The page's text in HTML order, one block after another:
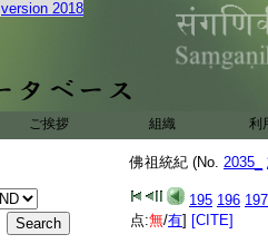
version 2018
ご挨拶 組織 利
佛祖統紀 (No. 2035_
195 196 197
点:無/有] [CITE]
爲莊治未竟。少日
參承書意。自當仰
以大師必來。願在
年盡心聽受。懺悔
毛喜。字伯父。陽
求禪要。躬執弟子
法門。旦夜研習不
往天台營道場。喜
亦足棲心。而大師